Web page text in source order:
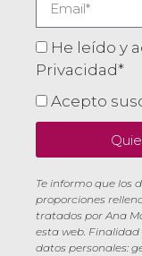
He leído y
Privacidad*
Acepto
Te informo que los
proporciones
tratados por Ana
esta web.
datos personales: